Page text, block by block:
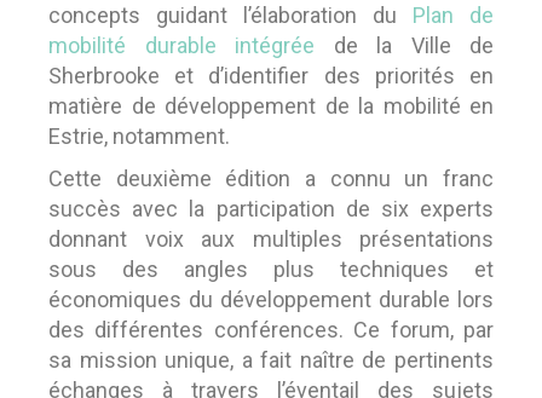
concepts guidant l’élaboration du Plan de
mobilité durable intégrée de la Ville de
Sherbrooke et d’identifier des priorités en
matière de développement de la mobilité en
Estrie, notamment.
Cette deuxième édition a connu un franc
succès avec la participation de six experts
donnant voix aux multiples présentations
sous des angles plus techniques et
économiques du développement durable lors
des différentes conférences. Ce forum, par
sa mission unique, a fait naître de pertinents
échanges à travers l’éventail des sujets